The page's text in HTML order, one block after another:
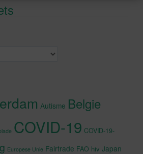
marketing cookies te
Autisme Belgie
COVID-19 COVID-19-
Europese Unie Fairtrade FAO hiv Japan